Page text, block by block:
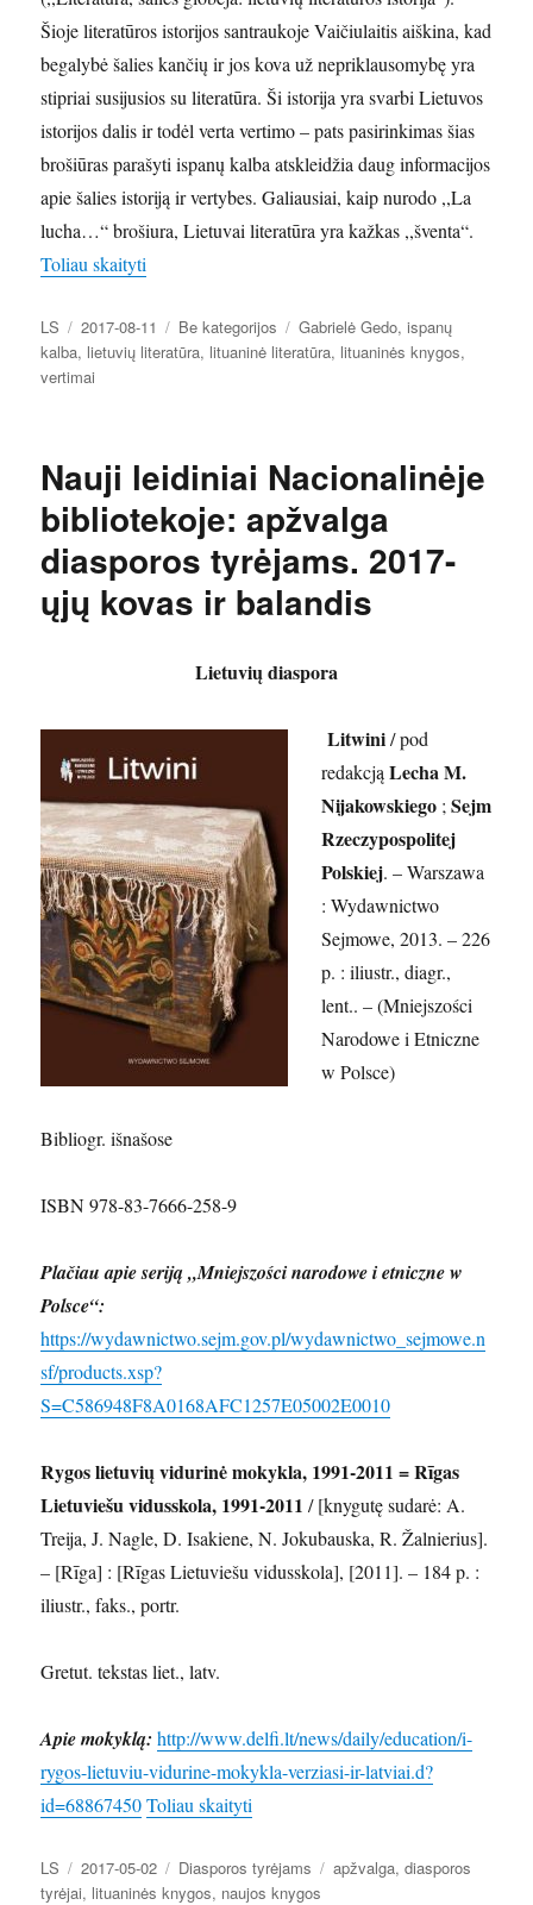
Šioje literatūros istorijos santraukoje Vaičiulaitis aiškina, kad
begalybė šalies kančių ir jos kova už nepriklausomybę yra
stipriai susijusios su literatūra. Ši istorija yra svarbi Lietuvos
istorijos dalis ir todėl verta vertimo – pats pasirinkimas šias
brošiūras parašyti ispanų kalba atskleidžia daug informacijos
apie šalies istoriją ir vertybes. Galiausiai, kaip nurodo ,,La
lucha…“ brošiura, Lietuvai literatūra yra kažkas ,,šventa“.
Toliau skaityti
Autorius
LS Paskelbta
2017-08-11 Kategorijos
Be kategorijos Žymos
Gabrielė Gedo,ispanų
kalba, lietuvių literatūra, lituaninė literatūra, lituaninės knygos,
vertimai
Nauji leidiniai Nacionalinėje
bibliotekoje: apžvalga
diasporos tyrėjams. 2017-
ųjų kovas ir balandis
Lietuvių diaspora
Litwini/ pod
redakcjąLecha M.
Nijakowskiego ;Sejm
Rzeczypospolitej
Polskiej. – Warszawa
: Wydawnictwo
Sejmowe, 2013. – 226
p. : iliustr., diagr.,
lent.. – (Mniejszości
Narodowe i Etniczne
w Polsce)
Bibliogr. išnašose
ISBN 978-83-7666-258-9
Plačiau apie seriją „Mniejszości narodowe i etniczne w
Polsce“:
https://wydawnictwo.sejm.gov.pl/wydawnictwo_sejmowe.n
sf/products.xsp?
S=C586948F8A0168AFC1257E05002E0010
Rygos lietuvių vidurinė mokykla, 1991-2011 = Rīgas
Lietuviešu vidusskola, 1991-2011 / [knygutę sudarė: A.
Treija, J. Nagle, D. Isakiene, N. Jokubauska, R. Žalnierius].
– [Rīga] : [Rīgas Lietuviešu vidusskola], [2011]. – 184 p. :
iliustr., faks., portr.
Gretut. tekstas liet., latv.
Apie mokyklą: http://www.delfi.lt/news/daily/education/i-
rygos-lietuviu-vidurine-mokykla-verziasi-ir-latviai.d?
id=68867450 Toliau skaityti
Autorius
LS Paskelbta
2017-05-02 Kategorijos
Diasporos tyrėjams Žymos
apžvalga,diasporos
tyrėjai, lituaninės knygos, naujos knygos